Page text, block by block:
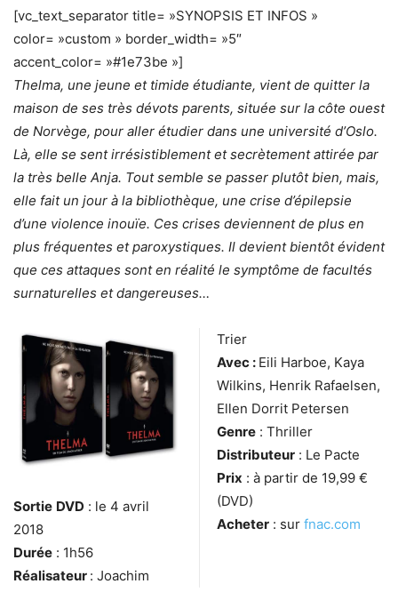
[vc_text_separator title= »SYNOPSIS ET INFOS »
color= »custom » border_width= »5″
accent_color= »#1e73be »]
Thelma, une jeune et timide étudiante, vient de quitter la
maison de ses très dévots parents, située sur la côte ouest
de Norvège, pour aller étudier dans une université d’Oslo.
Là, elle se sent irrésistiblement et secrètement attirée par
la très belle Anja. Tout semble se passer plutôt bien, mais,
elle fait un jour à la bibliothèque, une crise d’épilepsie
d’une violence inouïe. Ces crises deviennent de plus en
plus fréquentes et paroxystiques. Il devient bientôt évident
que ces attaques sont en réalité le symptôme de facultés
surnaturelles et dangereuses…
Sortie DVD : le 4 avril
2018
Durée : 1h56
Réalisateur : Joachim
Trier
Avec : Eili Harboe, Kaya
Wilkins, Henrik Rafaelsen,
Ellen Dorrit Petersen
Genre : Thriller
Distributeur : Le Pacte
Prix : à partir de 19,99 €
(DVD)
Acheter : sur fnac.com